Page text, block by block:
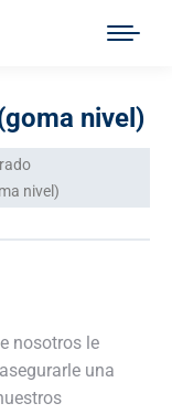
nivel)
nivel)
nosotros le
una